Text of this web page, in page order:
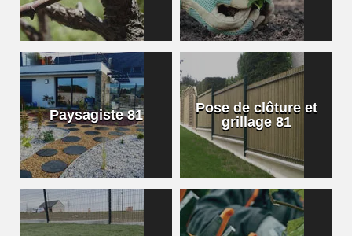
Paysagiste 81
Pose de clôture et
grillage 81